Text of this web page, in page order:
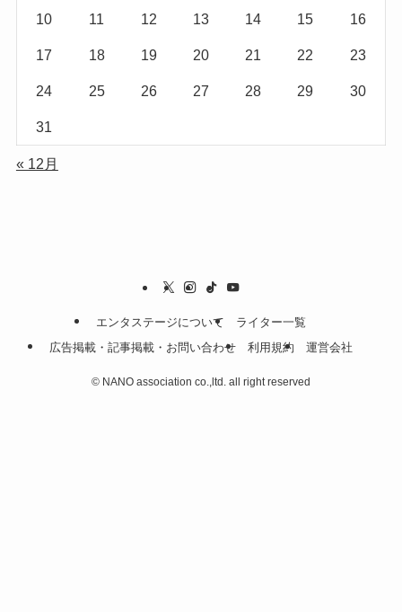
10 11 12 13 14 15 16
17 18 19 20 21 22 23
24 25 26 27 28 29 30
31
« 12月
エンタステージについて
ライター一覧
広告掲載・記事掲載・お問い合わせ
利用規約 運営会社
© NANO association co.,ltd. all right reserved